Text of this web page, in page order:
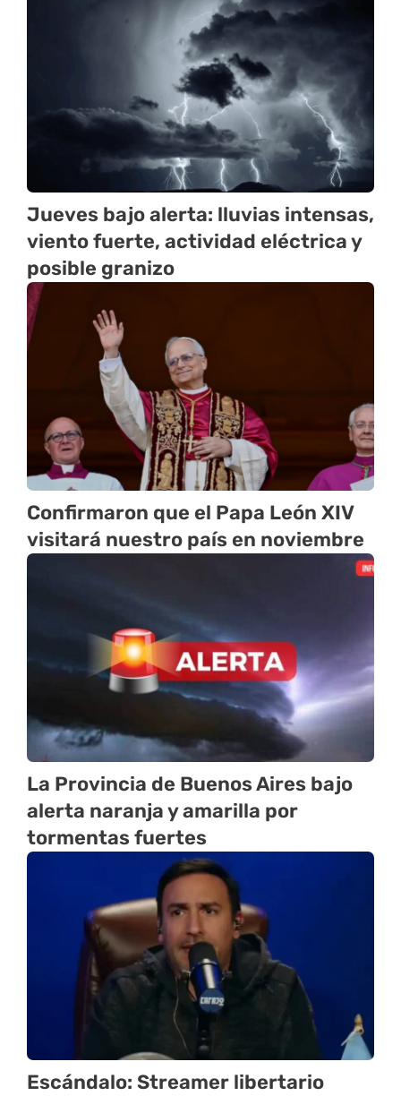
Jueves bajo alerta: lluvias intensas,
viento fuerte, actividad eléctrica y
posible granizo
Confirmaron que el Papa León XIV
visitará nuestro país en noviembre
La Provincia de Buenos Aires bajo
alerta naranja y amarilla por
tormentas fuertes
Escándalo: Streamer libertario